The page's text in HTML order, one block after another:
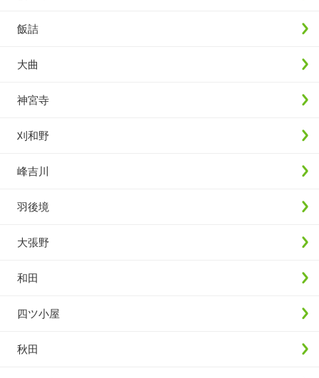
飯詰
大曲
神宮寺
刈和野
峰吉川
羽後境
大張野
和田
四ツ小屋
秋田